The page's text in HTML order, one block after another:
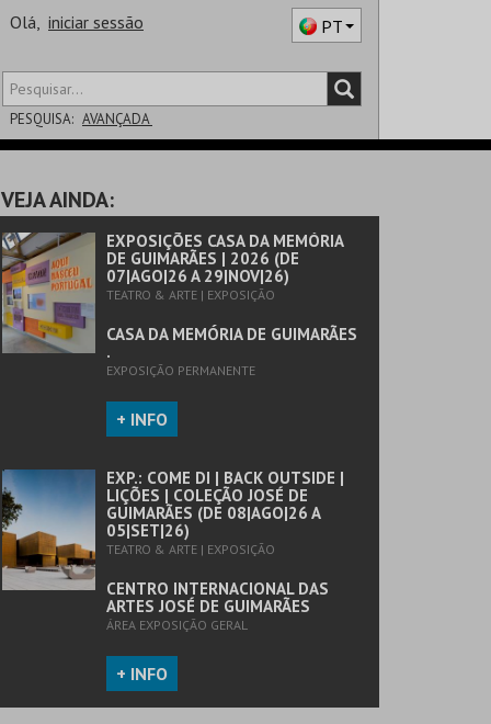
Olá, iniciar sessão PT
PESQUISA: AVANÇADA
SALA
VEJA AINDA:
EXPOSIÇÕES CASA DA MEMÓRIA
DE GUIMARÃES | 2026 (DE
07|AGO|26 A 29|NOV|26)
TEATRO & ARTE | EXPOSIÇÃO
CASA DA MEMÓRIA DE GUIMARÃES
.
EXPOSIÇÃO PERMANENTE
+ INFO
EXP.: COME DI | BACK OUTSIDE |
LIÇÕES | COLEÇÃO JOSÉ DE
GUIMARÃES (DE 08|AGO|26 A
05|SET|26)
TEATRO & ARTE | EXPOSIÇÃO
CENTRO INTERNACIONAL DAS
ARTES JOSÉ DE GUIMARÃES
ÁREA EXPOSIÇÃO GERAL
+ INFO